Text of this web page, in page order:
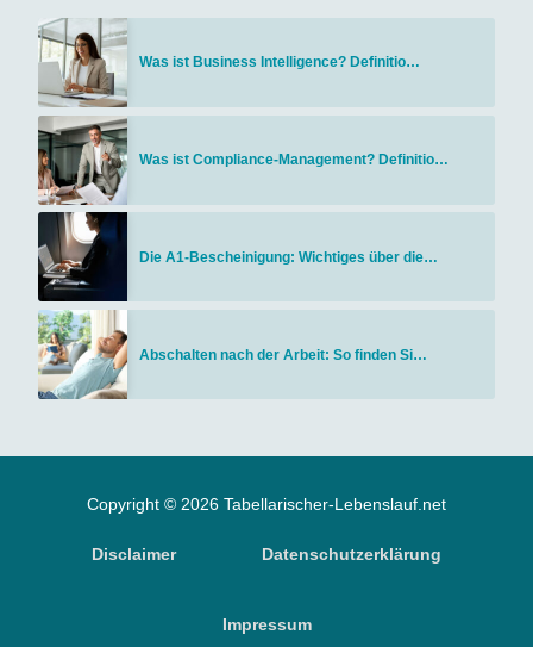
Was ist Business Intelligence? Definitio…
Was ist Compliance-Management? Definitio…
Die A1-Bescheinigung: Wichtiges über die…
Abschalten nach der Arbeit: So finden Si…
Copyright © 2026 Tabellarischer-Lebenslauf.net
Disclaimer Datenschutzerklärung
Impressum